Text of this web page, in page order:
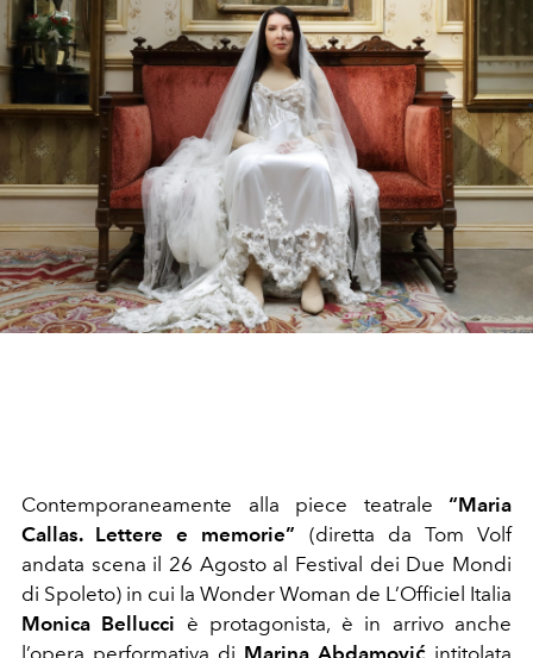
Contemporaneamente alla piece teatrale “Maria
Callas. Lettere e memorie” (diretta da Tom Volf
andata scena il 26 Agosto al Festival dei Due Mondi
di Spoleto) in cui la Wonder Woman de L’Officiel Italia
Monica Bellucci è protagonista, è in arrivo anche
l’opera performativa di Marina Abdamović intitolata